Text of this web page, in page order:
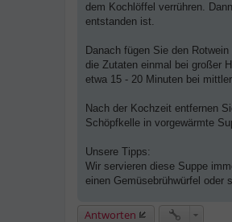
dem Kochlöffel verrühren.
entstanden ist.
Danach fügen Sie den
die Zutaten einmal bei großer
etwa 15 - 20 Minuten bei
Nach der Kochzeit entfernen
Schöpfkelle in vorgewärmte
Unsere Tipps:
Wir servieren diese Suppe
einen Gemüsebrühwürfel oder
Antworten